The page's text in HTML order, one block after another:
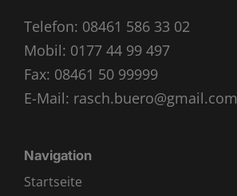
Telefon: 08461 586 33 02
Mobil: 0177 44 99 497
Fax: 08461 50 99999
E-Mail: rasch.buero@gmail.com
Navigation
Startseite